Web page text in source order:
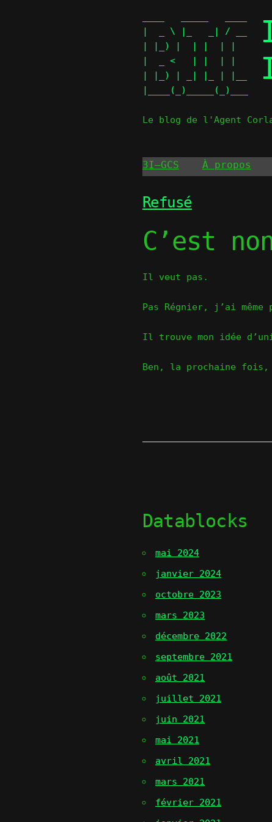
to
content
|  _ \ |_   _| / __ \
| |_) |  | |  | |  | |
|  _ <   | |  | |  | |
| |_) | _| |_ | |__| |
|____(_)_____(_)____(_)
Le blog de l'Agent
3I–GCS À propos
Refusé
C’est
Il veut pas.
Pas Régnier, j’ai
Il trouve mon idée
Ben, la prochaine fois,
Datablocks
mai 2024
janvier 2024
octobre 2023
mars 2023
décembre 2022
septembre 2021
août 2021
juillet 2021
juin 2021
mai 2021
avril 2021
mars 2021
février 2021